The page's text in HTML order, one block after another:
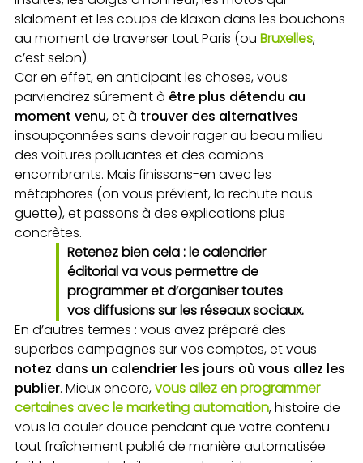
slaloment et les coups de klaxon dans les bouchons
au moment de traverser tout Paris (ou Bruxelles,
c’est selon).
Car en effet, en anticipant les choses, vous
parviendrez sûrement à être plus détendu au
moment venu, et à trouver des alternatives
insoupçonnées sans devoir rager au beau milieu
des voitures polluantes et des camions
encombrants. Mais finissons-en avec les
métaphores (on vous prévient, la rechute nous
guette), et passons à des explications plus
concrètes.
Retenez bien cela : le calendrier
éditorial va vous permettre de
programmer et d’organiser toutes
vos diffusions sur les réseaux sociaux.
En d’autres termes : vous avez préparé des
superbes campagnes sur vos comptes, et vous
notez dans un calendrier les jours où vous allez les
publier. Mieux encore,vous allez en programmer
certaines avec le marketing automation, histoire de
vous la couler douce pendant que votre contenu
tout fraîchement publié de manière automatisée